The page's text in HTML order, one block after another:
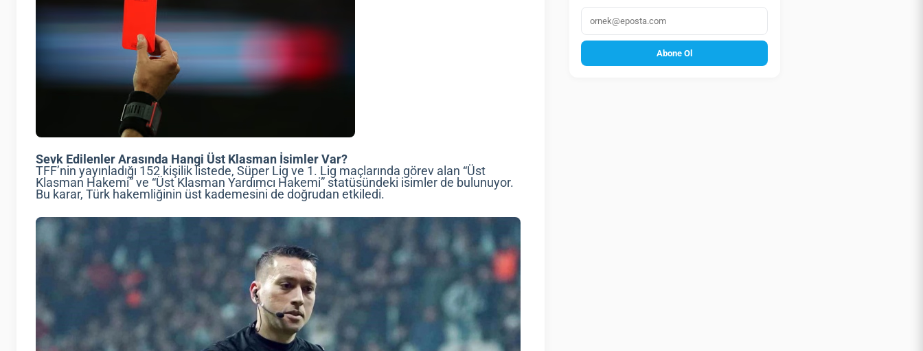
Sevk Edilenler Arasında Hangi Üst Klasman İsimler Var?
TFF’nin yayınladığı 152 kişilik listede, Süper Lig ve 1. Lig maçlarında görev alan “Üst
Klasman Hakemi” ve “Üst Klasman Yardımcı Hakemi” statüsündeki isimler de bulunuyor.
Bu karar, Türk hakemliğinin üst kademesini de doğrudan etkiledi.
E‑posta
Abone Ol